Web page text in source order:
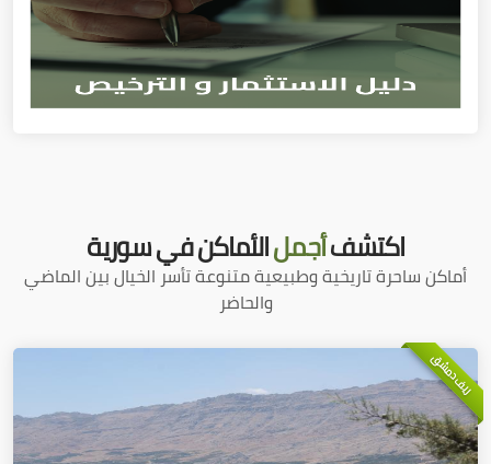
اكتشفأجملالأماكن في سورية
أماكن ساحرة تاريخية وطبيعية متنوعة تأسر الخيال بين الماضي
والحاضر
ريف دمشق